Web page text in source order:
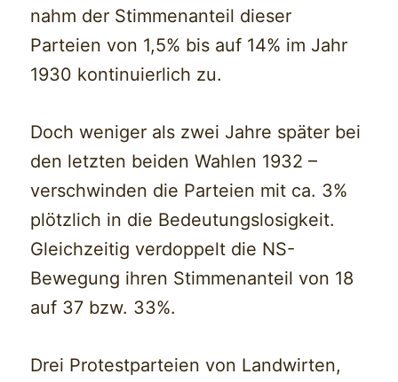
nahm der Stimmenanteil dieser
Parteien von 1,5% bis auf 14% im Jahr
1930 kontinuierlich zu.
Doch weniger als zwei Jahre später bei
den letzten beiden Wahlen 1932 –
verschwinden die Parteien mit ca. 3%
plötzlich in die Bedeutungslosigkeit.
Gleichzeitig verdoppelt die NS-
Bewegung ihren Stimmenanteil von 18
auf 37 bzw. 33%.
Drei Protestparteien von Landwirten,